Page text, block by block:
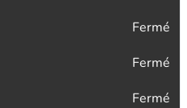
Fermé
Fermé
Fermé